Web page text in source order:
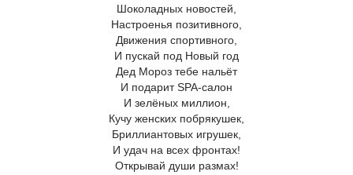
Шоколадных новостей,
Настроенья позитивного,
Движения спортивного,
И пускай под Новый год
Дед Мороз тебе нальёт
И подарит SPA-салон
И зелёных миллион,
Кучу женских побрякушек,
Бриллиантовых игрушек,
И удач на всех фронтах!
Открывай души размах!